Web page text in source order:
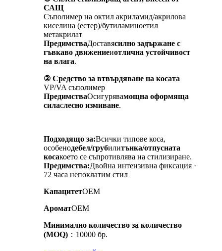
САЩ
Съполимер на октил акриламид/акрилова
киселина (естер)/бутиламиноетил
метакрилат
ПредимстваДоставясилно задържане с
гъвкаво движениеиотлична устойчивост
на влага.
② Средство за втвърдяване на косата
VP/VA съполимер
ПредимстваОсигурявамощна оформяща
силаслесно измиване.
Подходящо за:Всички типове коса,
особенодебел/грубилитънка/отпусната
косакоето се съпротивлява на стилизиране.
Предимства:Двойна интензивна фиксация ·
72 часа непоклатим стил
КапацитетOEM
АроматOEM
Минимално количество за количество
(MOQ) ：10000 бр.